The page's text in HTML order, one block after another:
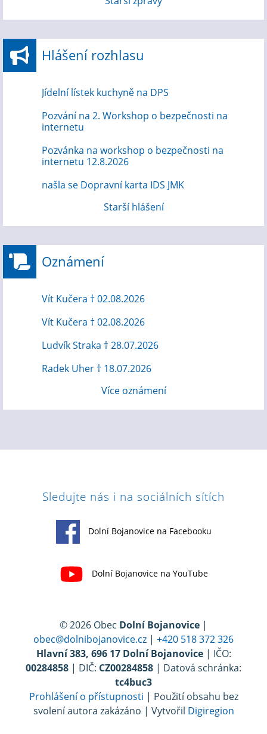
Hlášení rozhlasu
Jídelní lístek kuchyně na DPS
Pozvání na 2. Workshop o bezpečnosti na
internetu
Pozvánka na workshop o bezpečnosti na
internetu 12.8.2026
našla se Dopravní karta IDS JMK
Starší hlášení
Oznámení
Vít Kučera † 02.08.2026
Vít Kučera † 02.08.2026
Ludvík Straka † 28.07.2026
Radek Uher † 18.07.2026
Více oznámení
Sledujte nás i na sociálních sítích
Dolní Bojanovice na Facebooku
Dolní Bojanovice na YouTube
© 2026 Obec Dolní Bojanovice |
obec@dolnibojanovice.cz | +420 518 372 326
Hlavní 383, 696 17 Dolní Bojanovice| IČO:
00284858 | DIČ: CZ00284858 | Datová schránka:
tc4buc3
Prohlášení o přístupnosti | Použití obsahu bez
svolení autora zakázáno | Vytvořil Digiregion